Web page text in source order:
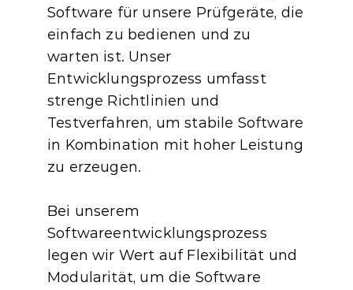
Software für unsere Prüfgeräte, die
einfach zu bedienen und zu
warten ist. Unser
Entwicklungsprozess umfasst
strenge Richtlinien und
Testverfahren, um stabile Software
in Kombination mit hoher Leistung
zu erzeugen.
Bei unserem
Softwareentwicklungsprozess
legen wir Wert auf Flexibilität und
Modularität, um die Software